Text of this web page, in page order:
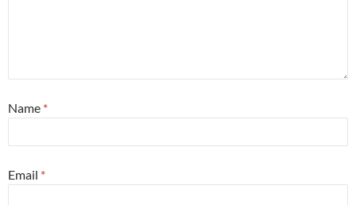
Name *
Email *